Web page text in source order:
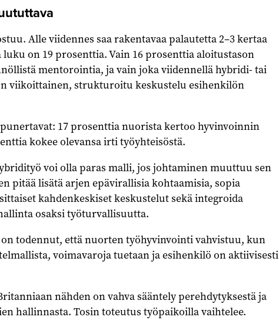
Alle viidennes saa rakentavaa palautetta 2–3 kertaa
on 19 prosenttia. Vain 16 prosenttia aloitustason
mentorointia, ja vain joka viidennellä hybridi- tai
viikoittainen, strukturoitu keskustelu esihenkilön
17 prosenttia nuorista kertoo hyvinvoinnin
kokee olevansa irti työyhteisöstä.
voi olla paras malli, jos johtaminen muuttuu sen
pitää lisätä arjen epävirallisia kohtaamisia, sopia
kahdenkeskiset keskustelut sekä integroida
osaksi työturvallisuutta.
todennut, että nuorten työhyvinvointi vahvistuu, kun
voimavaroja tuetaan ja esihenkilö on aktiivisesti
nähden on vahva sääntely perehdytyksestä ja
hallinnasta. Tosin toteutus työpaikoilla vaihtelee.